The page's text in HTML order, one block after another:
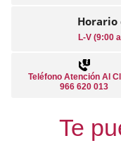
Horario
L-V (9:00
Teléfono Atención Al
966 620 013
Te